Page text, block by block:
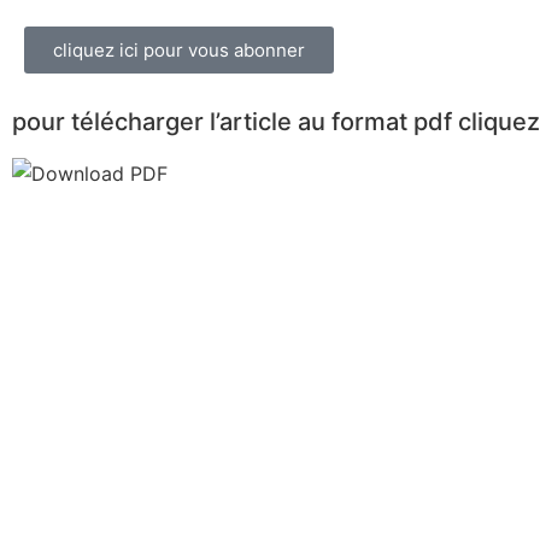
cliquez ici pour vous abonner
pour télécharger l’article au format pdf